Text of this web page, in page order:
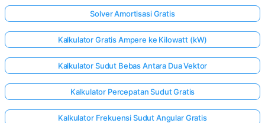
Solver Amortisasi Gratis
Kalkulator Gratis Ampere ke Kilowatt (kW)
Kalkulator Sudut Bebas Antara Dua Vektor
Kalkulator Percepatan Sudut Gratis
Kalkulator Frekuensi Sudut Angular Gratis